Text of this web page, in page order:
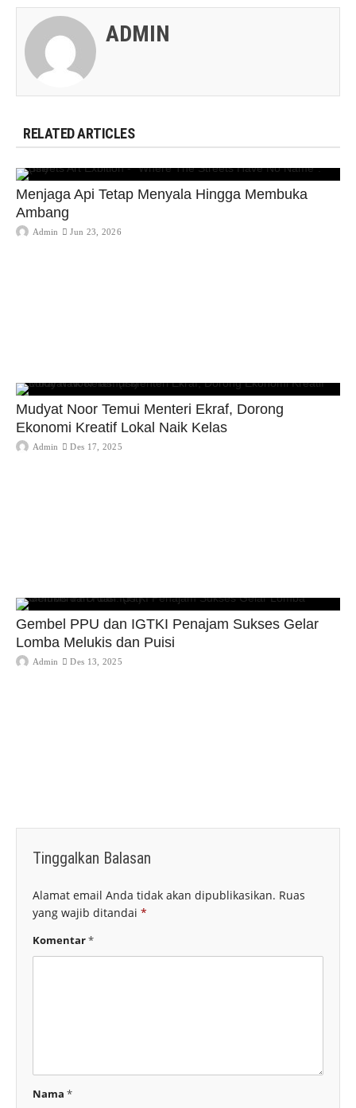
ADMIN
RELATED ARTICLES
Menjaga Api Tetap Menyala Hingga Membuka
Ambang
Admin Jun 23, 2026
Mudyat Noor Temui Menteri Ekraf, Dorong
Ekonomi Kreatif Lokal Naik Kelas
Admin Des 17, 2025
Gembel PPU dan IGTKI Penajam Sukses Gelar
Lomba Melukis dan Puisi
Admin Des 13, 2025
Tinggalkan Balasan
Alamat email Anda tidak akan dipublikasikan. Ruas
yang wajib ditandai *
Komentar*
Nama *